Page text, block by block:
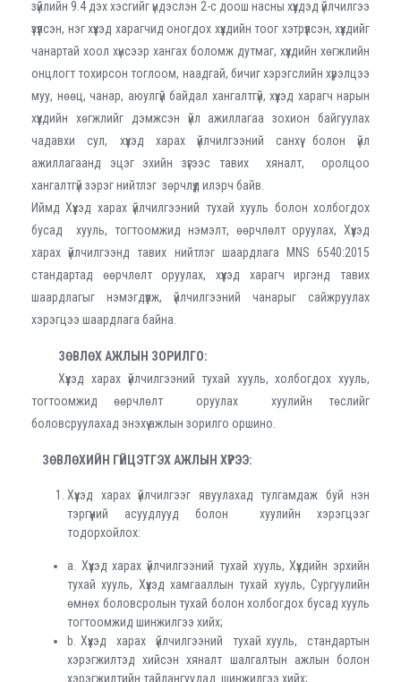
зүйлийн 9.4 дэх хэсгийг үндэслэн 2-с доош насны хүүхдэд үйлчилгээ
үзүүлсэн, нэг хүүхэд харагчид оногдох хүүхдийн тоог хэтрүүлсэн, хүүхдийг
чанартай хоол хүнсээр хангах боломж дутмаг, хүүхдийн хөгжлийн
онцлогт тохирсон тоглоом, наадгай, бичиг хэрэгслийн хүрэлцээ
муу, нөөц, чанар, аюулгүй байдал хангалтгүй, хүүхэд харагч нарын
хүүхдийн хөгжлийг дэмжсэн үйл ажиллагаа зохион байгуулах
чадавхи сул, хүүхэд харах үйлчилгээний санхүү болон үйл
ажиллагаанд эцэг эхийн зүгээс тавих хяналт, оролцоо
хангалтгүй зэрэг нийтлэг зөрчлүүд илэрч байв.
Иймд Хүүхэд харах үйлчилгээний тухай хууль болон холбогдох
бусад хууль, тогтоомжид нэмэлт, өөрчлөлт оруулах, Хүүхэд
харах үйлчилгээнд тавих нийтлэг шаардлага MNS 6540:2015
стандартад өөрчлөлт оруулах, хүүхэд харагч иргэнд тавих
шаардлагыг нэмэгдүүлж, үйлчилгээний чанарыг сайжруулах
хэрэгцээ шаардлага байна.
ЗӨВЛӨХ АЖЛЫН ЗОРИЛГО:
Хүүхэд харах үйлчилгээний тухай хууль, холбогдох хууль,
тогтоомжид өөрчлөлт оруулах хуулийн төслийг
боловсруулахад энэхүү ажлын зорилго оршино.
ЗӨВЛӨХИЙН ГҮЙЦЭТГЭХ АЖЛЫН ХҮРЭЭ:
Хүүхэд харах үйлчилгээг явуулахад тулгамдаж буй нэн
тэргүүний асуудлууд болон хуулийн хэрэгцээг
тодорхойлох:
a. Хүүхэд харах үйлчилгээний тухай хууль, Хүүхдийн эрхийн
тухай хууль, Хүүхэд хамгааллын тухай хууль, Сургуулийн
өмнөх боловсролын тухай болон холбогдох бусад хууль
тогтоомжид шинжилгээ хийх;
b. Хүүхэд харах үйлчилгээний тухай хууль, стандартын
хэрэгжилтэд хийсэн хяналт шалгалтын ажлын болон
хэрэгжилтийн тайлангуудад шинжилгээ хийх;